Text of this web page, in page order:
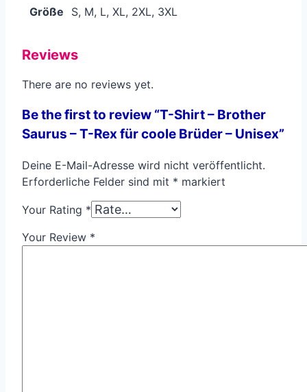
Größe S, M, L, XL, 2XL, 3XL
Reviews
There are no reviews yet.
Be the first to review “T-Shirt – Brother
Saurus – T-Rex für coole Brüder – Unisex”
Deine E-Mail-Adresse wird nicht veröffentlicht.
Erforderliche Felder sind mit * markiert
Your Rating *
Your Review *